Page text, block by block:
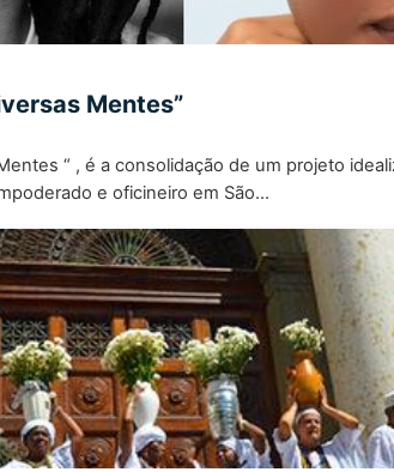
Mentes”
“ , é a consolidação de um projeto
e oficineiro em São…